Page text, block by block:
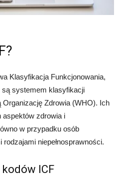
Klasyfikacja Funkcjonowania,
są systemem klasyfikacji
Zdrowia (WHO). Ich
aspektów zdrowia i
w przypadku osób
niepełnosprawności.
ICF